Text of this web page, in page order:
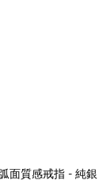
面質感戒指 - 純銀